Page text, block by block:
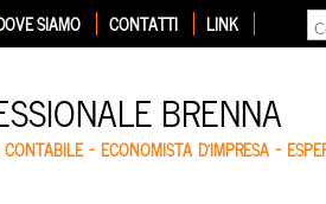
SIAMO CONTATTI LINK
BRENNA
CONTABILE – ECONOMISTA D'IMPRESA –